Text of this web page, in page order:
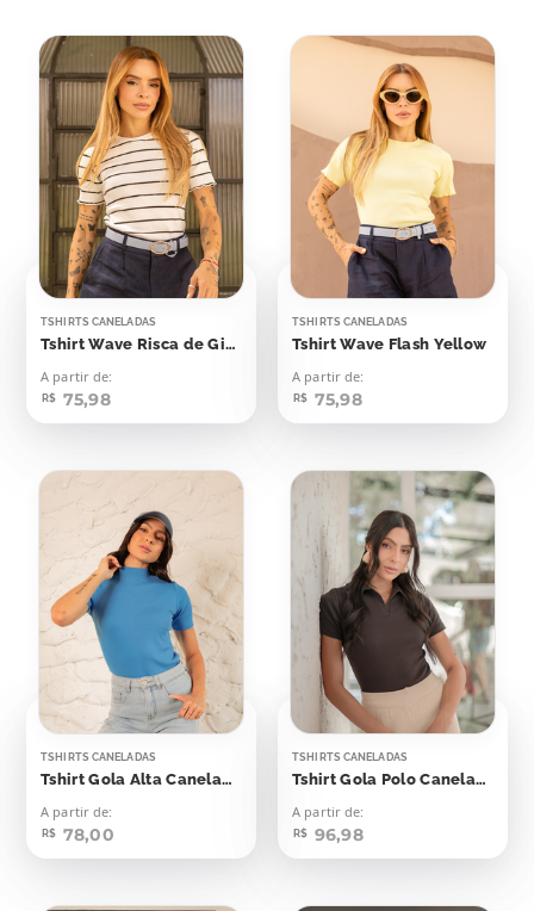
TSHIRTS CANELADAS
Tshirt Wave Risca de Giz Off Listras Pretas
A partir de:
R$ 75,98
TSHIRTS CANELADAS
Tshirt Wave Flash Yellow
A partir de:
R$ 75,98
TSHIRTS CANELADAS
Tshirt Gola Alta Canelada Azul Blue Beach
A partir de:
R$ 78,00
TSHIRTS CANELADAS
Tshirt Gola Polo Canelada Marrom Dark
A partir de:
R$ 96,98